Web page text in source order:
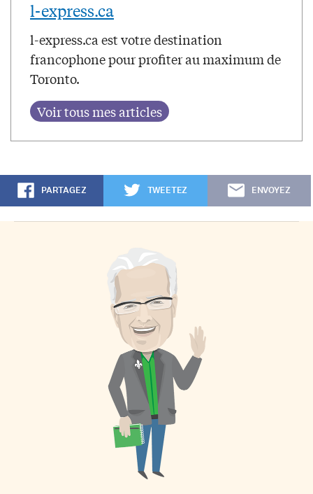
l-express.ca
l-express.ca est votre destination
francophone pour profiter au maximum de
Toronto.
PARTAGEZ TWEETEZ ENVOYEZ